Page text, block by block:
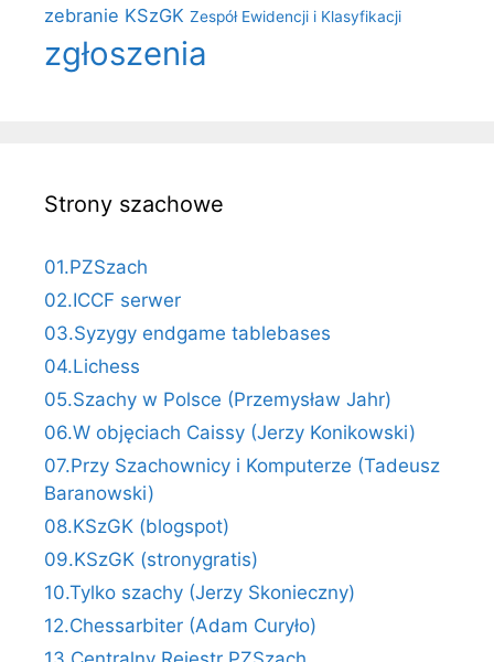
zebranie KSzGK Zespół Ewidencji i Klasyfikacji
zgłoszenia
Strony szachowe
01.PZSzach
02.ICCF serwer
03.Syzygy endgame tablebases
04.Lichess
05.Szachy w Polsce (Przemysław Jahr)
06.W objęciach Caissy (Jerzy Konikowski)
07.Przy Szachownicy i Komputerze (Tadeusz
Baranowski)
08.KSzGK (blogspot)
09.KSzGK (stronygratis)
10.Tylko szachy (Jerzy Skonieczny)
12.Chessarbiter (Adam Curyło)